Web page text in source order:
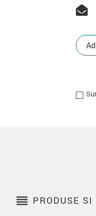
reorder PRODUSE SI